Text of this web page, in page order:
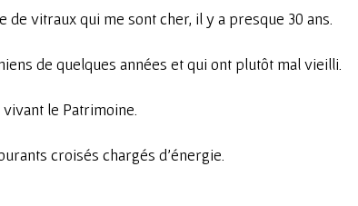
vitraux qui me sont cher, il y a presque 30 ans.
de quelques années et qui ont plutôt mal vieilli.
le Patrimoine.
croisés chargés d’énergie.